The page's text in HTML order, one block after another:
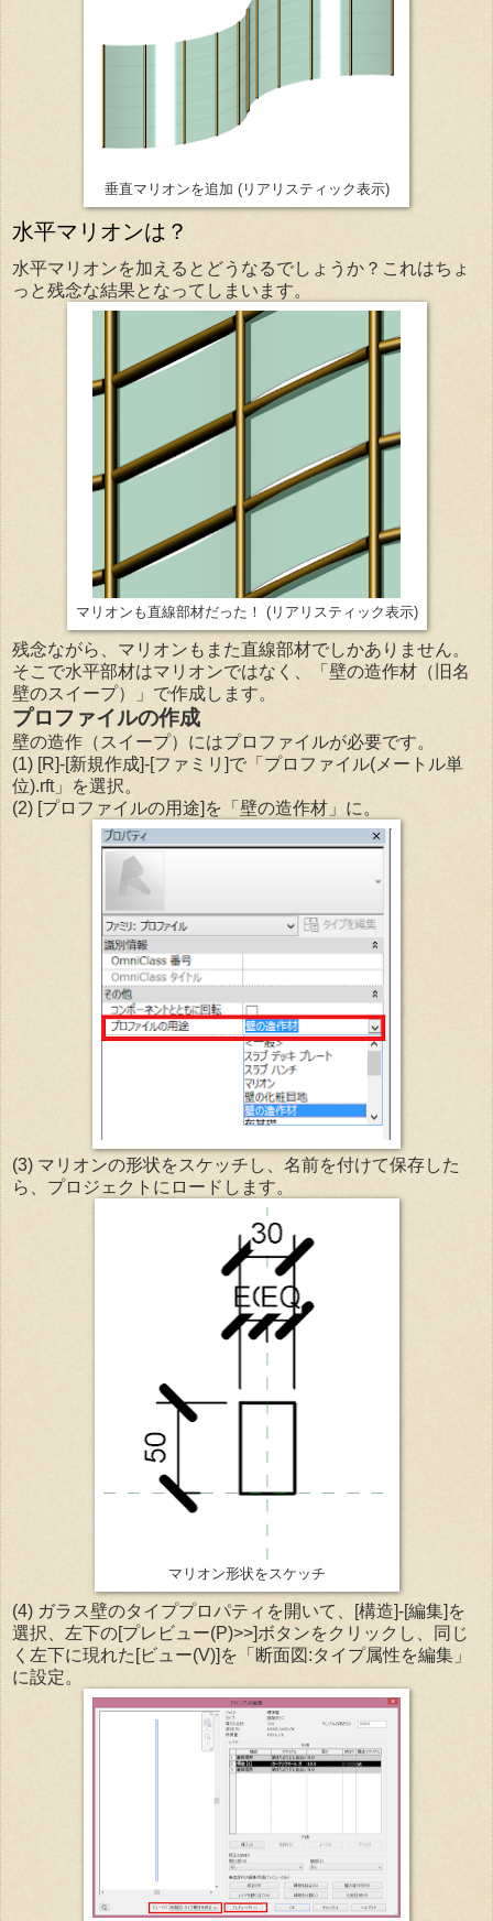
垂直マリオンを追加 (リアリスティック表示)
水平マリオンは？
水平マリオンを加えるとどうなるでしょうか？これはちょ
っと残念な結果となってしまいます。
マリオンも直線部材だった！ (リアリスティック表示)
残念ながら、マリオンもまた直線部材でしかありません。
そこで水平部材はマリオンではなく、「壁の造作材（旧名
壁のスイープ）」で作成します。
プロファイルの作成
壁の造作（スイープ）にはプロファイルが必要です。
(1) [R]-[新規作成]-[ファミリ]で「プロファイル(メートル単
位).rft」を選択。
(2) [プロファイルの用途]を「壁の造作材」に。
(3) マリオンの形状をスケッチし、名前を付けて保存した
ら、プロジェクトにロードします。
マリオン形状をスケッチ
(4) ガラス壁のタイププロパティを開いて、[構造]-[編集]を
選択、左下の[プレビュー(P)>>]ボタンをクリックし、同じ
く左下に現れた[ビュー(V)]を「断面図:タイプ属性を編集」
に設定。